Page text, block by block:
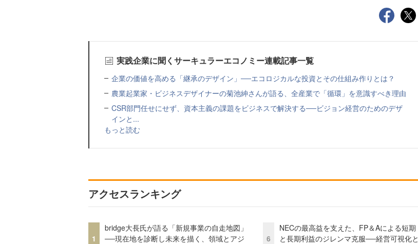
実践企業に聞くサーキュラーエコノミー連載記事一覧
企業の価値を高める「継承のデザイン」──エコロジカルな投資とその仕組み作りとは？
農業起業家・ビジネスデザイナーの菊池紳さんが語る、全産業で「循環」を意識すべき理由
CSR部門任せにせず、資本主義の課題をビジネスで解決する──ビジョン経営のためのデザ
インと...
もっと読む
アクセスランキング
1
bridge大長氏が語る「新規事業の自走地図」
──現在地を診断し未来を描く、領域とアジ
6
NECの最高益を支えた、FP＆Aによる短期
と長期利益のジレンマ克服──経営可視化と